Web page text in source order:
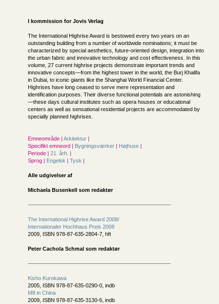
I kommission forJovis Verlag
The International Highrise Award is bestowed every two years on an
outstanding building from a number of worldwide nominations; it must be
characterized by special aesthetics, future-oriented design, integration into
the urban fabric and innovative technology and cost effectiveness. In this
volume, 27 current highrise projects demonstrate important trends and
innovative concepts—from the highest tower in the world, the Burj Khalifa
in Dubai, to iconic giants like the Shanghai World Financial Center.
Highrises have long ceased to serve mere representation and
identification purposes. Their diverse functional potentials are astonishing
—these days cultural institutes such as opera houses or educational
centers as well as sensational residential projects are accommodated by
specially planned highrises.
Emneområde | Arkitektur |
Specifikt emneord | Bygningsværker | Højhuse |
Periode | 21. årh. |
Sprog | Engelsk | Tysk |
Alle udgivelser af
Michaela Busenkell som redaktør
The International Highrise Award 2008/
Internationaler Hochhaus Preis 2008
2009, ISBN 978-87-635-2804-7, hft
Peter Cachola Schmal som redaktør
Kisho Kurokawa
2005, ISBN 978-87-635-0290-0, indb
M8 in China
2009, ISBN 978-87-635-3130-6, indb